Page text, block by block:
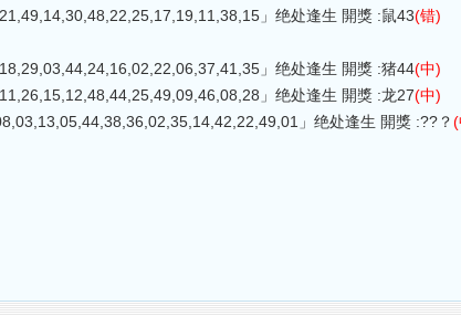
」绝处逢生 開獎 :鼠43(错)
」绝处逢生 開獎 :猪44(中)
」绝处逢生 開獎 :龙27(中)
」绝处逢生 開獎 :??？